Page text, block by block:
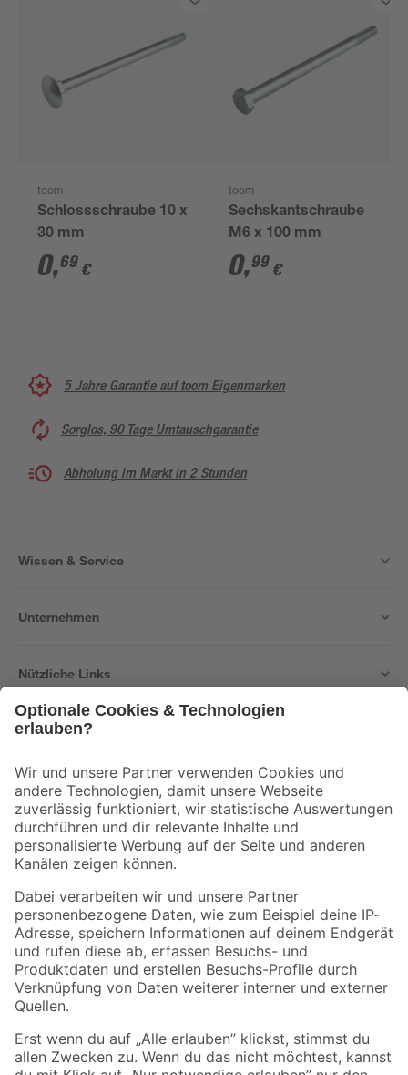
toom
Schlossschraube 10 x
30 mm
0,69 €
toom
Sechskantschraube
M6 x 100 mm
0,99 €
5 Jahre Garantie auf toom Eigenmarken
Sorglos, 90 Tage Umtauschgarantie
Abholung im Markt in 2 Stunden
Wissen & Service
Unternehmen
Nützliche Links
Der toom Newsletter: Keine Angebote und Aktionen mehr verpassen!
Zur Newsletter Anmeldung
Folge uns
Zahlungsarten Versandarten
Sicher einkaufen